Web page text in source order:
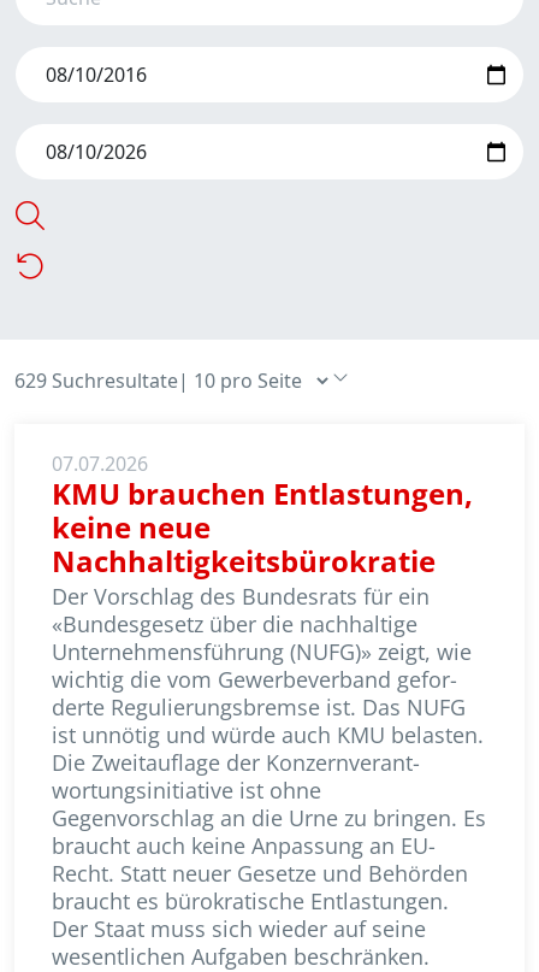
629 Suchresultate|
07.07.2026
KMU brauchen Entlastungen,
keine neue
Nachhaltigkeitsbürokratie
Der Vorschlag des Bundesrats für ein
«Bundesgesetz über die nachhaltige
Unternehmensführung (NUFG)» zeigt, wie
wichtig die vom Gewerbeverband gefor­
derte Regulierungsbremse ist. Das NUFG
ist unnötig und würde auch KMU belasten.
Die Zweitauflage der Konzern­verant­
wortungs­initiative ist ohne
Gegenvorschlag an die Urne zu bringen. Es
braucht auch keine Anpassung an EU-
Recht. Statt neuer Gesetze und Behörden
braucht es büro­kratische Entlastungen.
Der Staat muss sich wieder auf seine
wesentlichen Aufgaben beschränken.